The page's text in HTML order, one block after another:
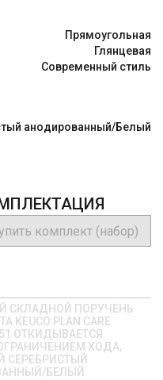
Прямоугольная
Глянцевая
Современный стиль
анодированный/Белый
комплект (набор)
СКЛАДНОЙ ПОРУЧЕНЬ
KEUCO PLAN CARE
ОТКИДЫВАЕТСЯ
ХОДА,
СЕРЕБРИСТЫЙ
БЕЛЫЙ